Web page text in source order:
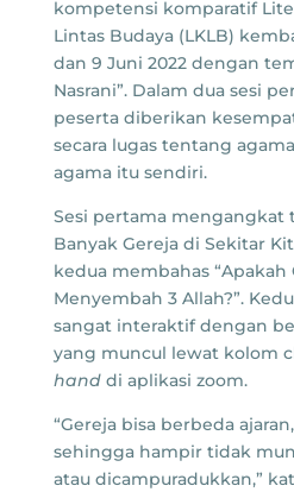
kompetensi komparatif
Lintas Budaya (LKLB)
dan 9 Juni 2022 dengan
Nasrani”. Dalam dua sesi
peserta diberikan
secara lugas tentang
agama itu sendiri.
Sesi pertama mengangkat
Banyak Gereja di Sekitar
kedua membahas “Apakah
Menyembah 3 Allah?”.
sangat interaktif dengan
yang muncul lewat kolom
handdi aplikasi zoom.
“Gereja bisa berbeda
sehingga hampir tidak
atau dicampuradukkan,”